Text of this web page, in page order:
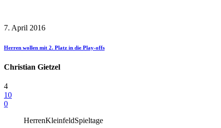
7. April 2016
Herren wollen mit 2. Platz in die Play-offs
Christian Gietzel
4
10
0
HerrenKleinfeldSpieltage